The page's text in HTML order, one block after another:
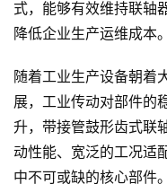
式，能够有效维持联轴
降低企业生产运维成本。
随着工业生产设备朝着
展，工业传动对部件的
升，带接管鼓形齿式联
动性能、宽泛的工况适
中不可或缺的核心部件